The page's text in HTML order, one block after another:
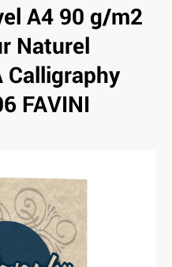
A4 90 g/m2
Naturel
Calligraphy
FAVINI